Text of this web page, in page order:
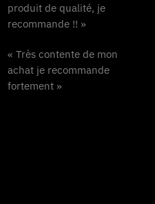
produit de qualité, je
recommande !! »
« Très contente de mon
achat je recommande
fortement »